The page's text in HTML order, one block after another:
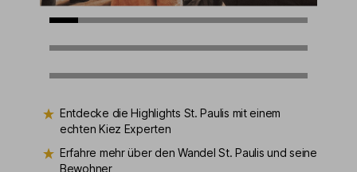
Entdecke die Highlights St. Paulis mit einem
echten Kiez Experten
Erfahre mehr über den Wandel St. Paulis und seine
Bewohner